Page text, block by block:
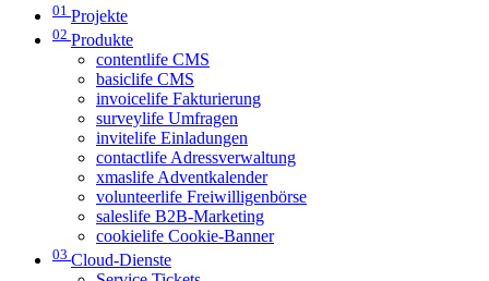
01 Projekte
02 Produkte
contentlife CMS
basiclife CMS
invoicelife Fakturierung
surveylife Umfragen
invitelife Einladungen
contactlife Adressverwaltung
xmaslife Adventkalender
volunteerlife Freiwilligenbörse
saleslife B2B-Marketing
cookielife Cookie-Banner
03 Cloud-Dienste